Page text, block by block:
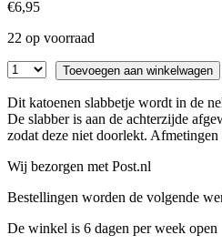
€6,95
22 op voorraad
Toevoegen aan winkelwagen
Dit katoenen slabbetje wordt in de
De slabber is aan de achterzijde
zodat deze niet doorlekt.
Wij bezorgen met Post.nl
Bestellingen worden de volgende
De winkel is 6 dagen per week open